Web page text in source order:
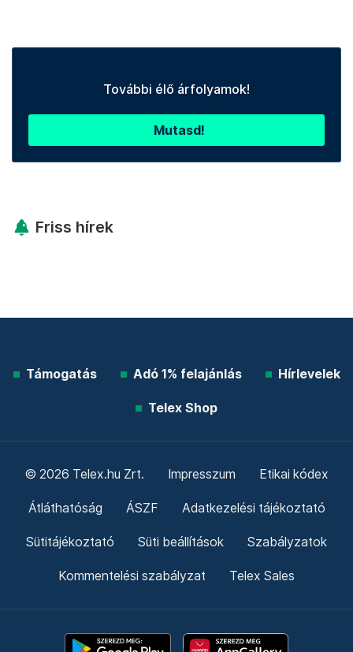
További élő árfolyamok!
Mutasd!
Friss hírek
Támogatás Adó 1% felajánlás Hírlevelek
Telex Shop
© 2026 Telex.hu Zrt. Impresszum Etikai kódex
Átláthatóság ÁSZF Adatkezelési tájékoztató
Sütitájékoztató Süti beállítások Szabályzatok
Kommentelési szabályzat Telex Sales